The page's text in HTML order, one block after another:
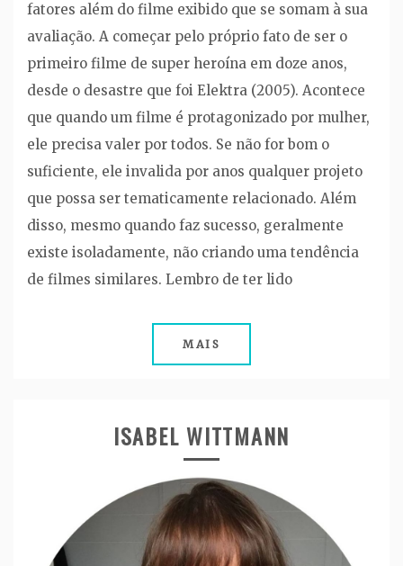
fatores além do filme exibido que se somam à sua
avaliação. A começar pelo próprio fato de ser o
primeiro filme de super heroína em doze anos,
desde o desastre que foi Elektra (2005). Acontece
que quando um filme é protagonizado por mulher,
ele precisa valer por todos. Se não for bom o
suficiente, ele invalida por anos qualquer projeto
que possa ser tematicamente relacionado. Além
disso, mesmo quando faz sucesso, geralmente
existe isoladamente, não criando uma tendência
de filmes similares. Lembro de ter lido
MAIS
ISABEL WITTMANN